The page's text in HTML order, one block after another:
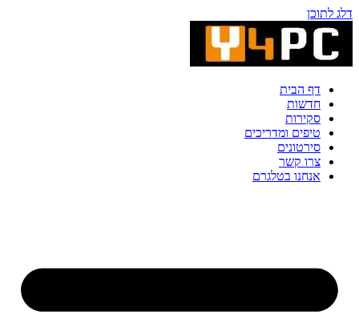
דלג לתוכן
דף הבית
חדשות
סקירות
טיפים ומדריכים
סירטונים
צרו קשר
אנחנו בטלגרם